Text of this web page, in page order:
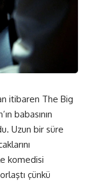
itibaren The Big
babasının
Uzun bir süre
komedisi
çünkü